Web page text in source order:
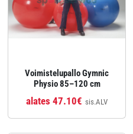
Voimistelupallo Gymnic
Physio 85–120 cm
alates 47.10€ sis.ALV